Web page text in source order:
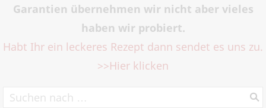
Garantien übernehmen wir nicht aber vieles
haben wir probiert.
Habt Ihr ein leckeres Rezept dann sendet es uns zu.
>>Hier klicken